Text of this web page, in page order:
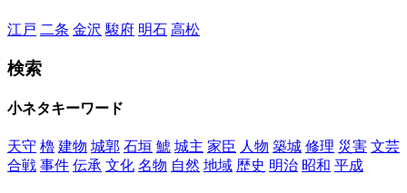
江戸 二条 金沢 駿府 明石 高松
検索
小ネタキーワード
天守 櫓 建物 城郭 石垣 鯱 城主 家臣 人物 築城 修理 災害 文芸
合戦 事件 伝承 文化 名物 自然 地域 歴史 明治 昭和 平成